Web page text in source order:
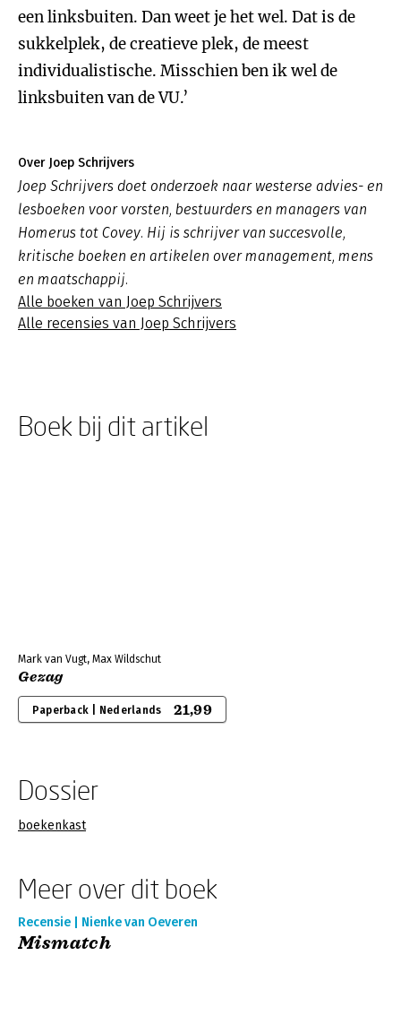
een linksbuiten. Dan weet je het wel. Dat is de
sukkelplek, de creatieve plek, de meest
individualistische. Misschien ben ik wel de
linksbuiten van de VU.’
Over Joep Schrijvers
Joep Schrijvers doet onderzoek naar westerse advies- en
lesboeken voor vorsten, bestuurders en managers van
Homerus tot Covey. Hij is schrijver van succesvolle,
kritische boeken en artikelen over management, mens
en maatschappij.
Alle boeken van Joep Schrijvers
Alle recensies van Joep Schrijvers
Boek bij dit artikel
Mark van Vugt, Max Wildschut
Gezag
Paperback | Nederlands 21,99
Dossier
boekenkast
Meer over dit boek
Recensie | Nienke van Oeveren
Mismatch